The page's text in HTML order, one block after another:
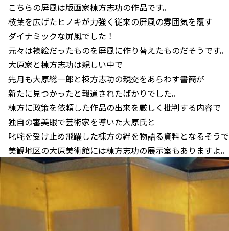
こちらの屏風は版画家棟方志功の作品です。
枝葉を広げたヒノキが力強く従来の屏風の雰囲気を覆す
ダイナミックな屏風でした！
元々は襖絵だったものを屏風に作り替えたものだそうです。
大原家と棟方志功は親しい中で
先月も大原総一郎と棟方志功の親交をあらわす書簡が
新たに見つかったと報道されたばかりでした。
棟方に政策を依頼した作品の出来を厳しく批判する内容で
独自の審美眼で芸術家を導いた大原氏と
叱咤を受け止め飛躍した棟方の絆を物語る資料となるそう
美観地区の大原美術館には棟方志功の展示室もありますよ。